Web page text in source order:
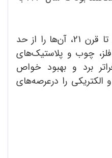
ویژگی‌های ممتاز چندسازه‌ها تا قرن 21، آن‌ها را از حد
چوب و پلاستیک‌های
برد و بهبود خواص
الکتریکی را درعرصه‌های